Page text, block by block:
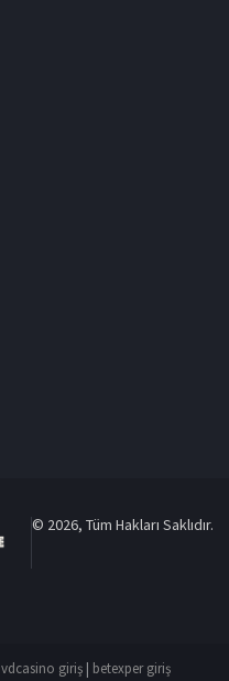
© 2026, Tüm Hakları Saklıdır.
vdcasino giriş | betexper giriş